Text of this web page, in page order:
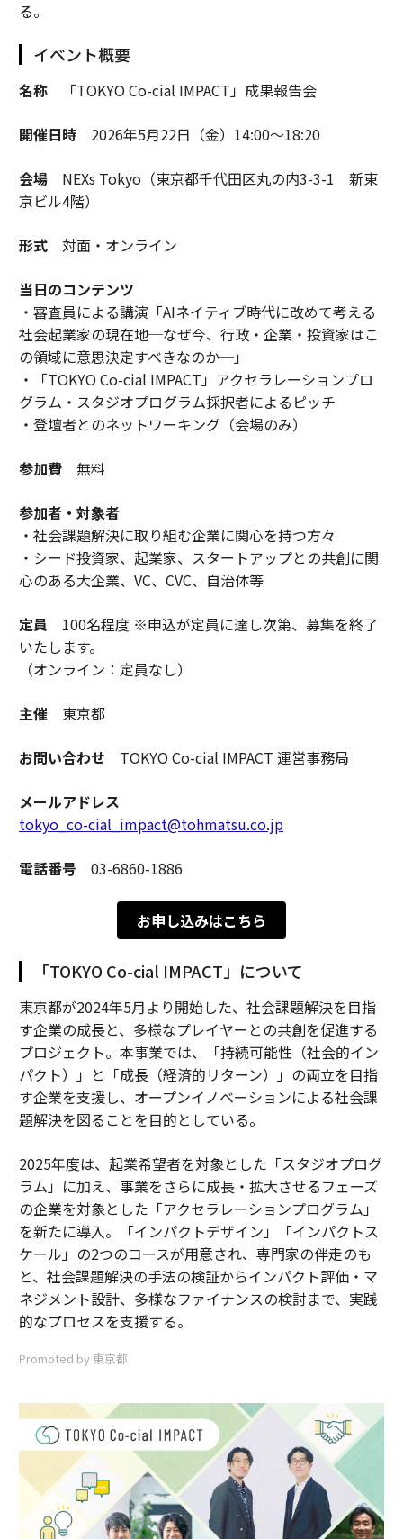
る。
イベント概要
名称「TOKYO Co-cial IMPACT」成果報告会
開催日時2026年5月22日（金）14:00～18:20
会場NEXs Tokyo（東京都千代田区丸の内3-3-1 新東
京ビル4階）
形式対面・オンライン
当日のコンテンツ
・審査員による講演「AIネイティブ時代に改めて考える
社会起業家の現在地─なぜ今、行政・企業・投資家はこ
の領域に意思決定すべきなのか─」
・「TOKYO Co-cial IMPACT」アクセラレーションプロ
グラム・スタジオプログラム採択者によるピッチ
・登壇者とのネットワーキング（会場のみ）
参加費無料
参加者・対象者
・社会課題解決に取り組む企業に関心を持つ方々
・シード投資家、起業家、スタートアップとの共創に関
心のある大企業、VC、CVC、自治体等
定員 100名程度 ※申込が定員に達し次第、募集を終了
いたします。
（オンライン：定員なし）
主催東京都
お問い合わせ TOKYO Co-cial IMPACT 運営事務局
メールアドレス
tokyo_co-cial_impact@tohmatsu.co.jp
電話番号 03-6860-1886
お申し込みはこちら
「TOKYO Co-cial IMPACT」について
東京都が2024年5月より開始した、社会課題解決を目指
す企業の成長と、多様なプレイヤーとの共創を促進する
プロジェクト。本事業では、「持続可能性（社会的イン
パクト）」と「成長（経済的リターン）」の両立を目指
す企業を支援し、オープンイノベーションによる社会課
題解決を図ることを目的としている。
2025年度は、起業希望者を対象とした「スタジオプログ
ラム」に加え、事業をさらに成長・拡大させるフェーズ
の企業を対象とした「アクセラレーションプログラム」
を新たに導入。「インパクトデザイン」「インパクトス
ケール」の2つのコースが用意され、専門家の伴走のも
と、社会課題解決の手法の検証からインパクト評価・マ
ネジメント設計、多様なファイナンスの検討まで、実践
的なプロセスを支援する。
Promoted by 東京都